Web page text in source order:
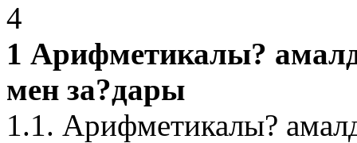
4
1 Арифметикалы?
мен за?дары
1.1. Арифметикалы?